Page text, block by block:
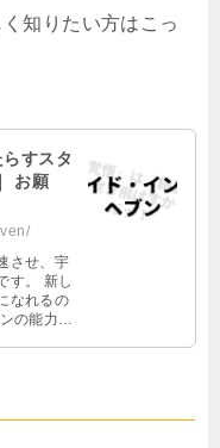
知りたい方はこっ
すスタ
お願
させ、宇
す。 新し
なれるの
の能力を